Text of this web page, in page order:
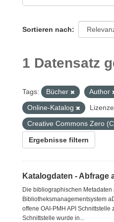
Sortieren nach
1 Datensatz
Tags: Bücher Author
Online-Katalog
Creative Commons Zero
Ergebnisse filtern
Katalogdaten - Abfrage
Die bibliographischen Metadaten
Bibliotheksmanagementsystem
offene OAI-PMH API Schnittstelle
Schnittstelle wurde in...